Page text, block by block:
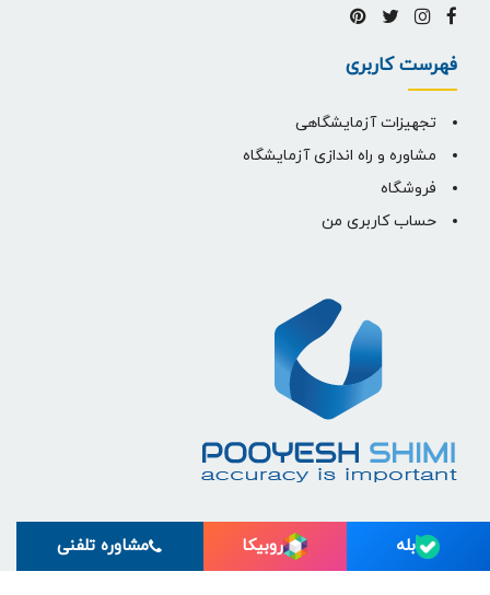
فهرست کاربری
تجهیزات آزمایشگاهی
مشاوره و راه اندازی آزمایشگاه
فروشگاه
حساب کاربری من
بله روبیکا مشاوره تلفنی